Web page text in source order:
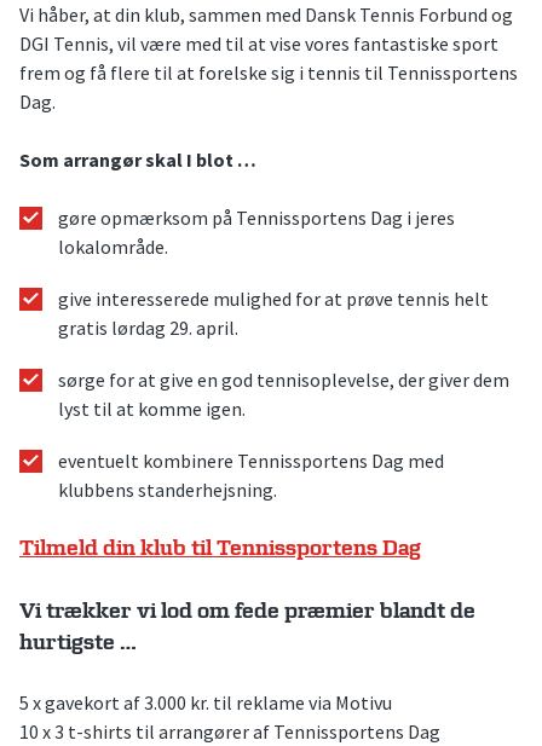
Vi håber, at din klub, sammen med Dansk Tennis Forbund og
DGI Tennis, vil være med til at vise vores fantastiske sport
frem og få flere til at forelske sig i tennis til Tennissportens
Dag.
Som arrangør skal I blot …
gøre opmærksom på Tennissportens Dag i jeres
lokalområde.
give interesserede mulighed for at prøve tennis helt
gratis lørdag 29. april.
sørge for at give en god tennisoplevelse, der giver dem
lyst til at komme igen.
eventuelt kombinere Tennissportens Dag med
klubbens standerhejsning.
Tilmeld din klub til Tennissportens Dag
Vi trækker vi lod om fede præmier blandt de
hurtigste …
5 x gavekort af 3.000 kr. til reklame via Motivu
10 x 3 t-shirts til arrangører af Tennissportens Dag